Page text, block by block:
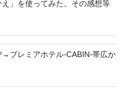
」を使ってみた。その感想等
→プレミアホテル-CABIN-帯広か